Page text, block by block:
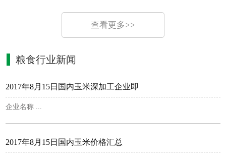
查看更多>>
粮食行业新闻
2017年8月15日国内玉米深加工企业即
企业名称 ...
2017年8月15日国内玉米价格汇总